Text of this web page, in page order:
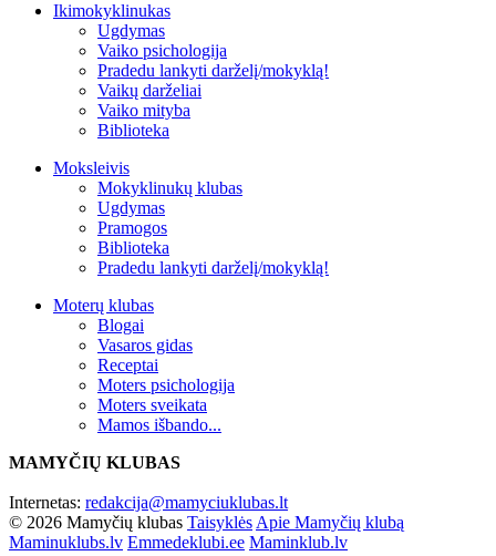
Ikimokyklinukas
Ugdymas
Vaiko psichologija
Pradedu lankyti darželį/mokyklą!
Vaikų darželiai
Vaiko mityba
Biblioteka
Moksleivis
Mokyklinukų klubas
Ugdymas
Pramogos
Biblioteka
Pradedu lankyti darželį/mokyklą!
Moterų klubas
Blogai
Vasaros gidas
Receptai
Moters psichologija
Moters sveikata
Mamos išbando...
MAMYČIŲ KLUBAS
Internetas: redakcija@mamyciuklubas.lt
© 2026 Mamyčių klubas Taisyklės Apie Mamyčių klubą
Maminuklubs.lv Emmedeklubi.ee Maminklub.lv